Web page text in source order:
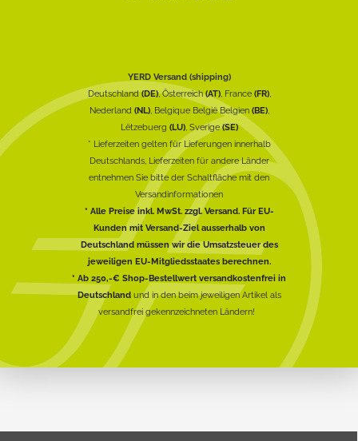
YERD Versand (shipping)
Deutschland(DE), Österreich(AT), France (FR),
Nederland (NL), Belgique België Belgien (BE),
Lëtzebuerg (LU), Sverige(SE)
* Lieferzeiten gelten für Lieferungen innerhalb
Deutschlands, Lieferzeiten für andere Länder
entnehmen Sie bitte der Schaltfläche mit den
Versandinformationen
* Alle Preise inkl. MwSt. zzgl. Versand. Für EU-
Kunden mit Versand-Ziel ausserhalb von
Deutschland müssen wir die Umsatzsteuer des
jeweiligen EU-Mitgliedsstaates berechnen.
* Ab 250,-€ Shop-Bestellwert versandkostenfrei in
Deutschlandund in den beim jeweiligen Artikel als
versandfrei gekennzeichneten Ländern!